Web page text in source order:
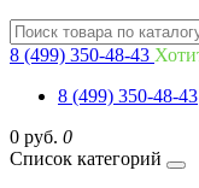
8 (499) 350-48-43
8 (499) 350-48-43
0 руб. 0
Список категорий